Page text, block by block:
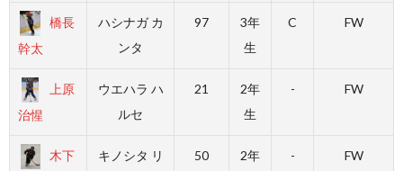
橋長
幹太
ハシナガ カ
ンタ
97
3年
生
C FW
上原
治惺
ウエハラ ハ
ルセ
21
2年
生
- FW
木下
キノシタ リ
50
2年
- FW